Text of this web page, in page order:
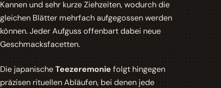
Kannen und sehr kurze Ziehzeiten, wodurch die
gleichen Blätter mehrfach aufgegossen werden
können. Jeder Aufguss offenbart dabei neue
Geschmacksfacetten.
Die japanischeTeezeremoniefolgt hingegen
präzisen rituellen Abläufen, bei denen jede